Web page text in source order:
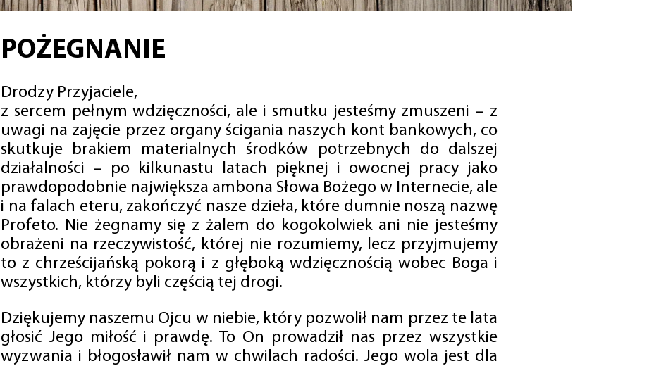
POŻEGNANIE
Drodzy Przyjaciele,
z sercem pełnym wdzięczności, ale i smutku jesteśmy zmuszeni – z
uwagi na zajęcie przez organy ścigania naszych kont bankowych, co
skutkuje brakiem materialnych środków potrzebnych do dalszej
działalności – po kilkunastu latach pięknej i owocnej pracy jako
prawdopodobnie największa ambona Słowa Bożego w Internecie, ale
i na falach eteru, zakończyć nasze dzieła, które dumnie noszą nazwę
Profeto. Nie żegnamy się z żalem do kogokolwiek ani nie jesteśmy
obrażeni na rzeczywistość, której nie rozumiemy, lecz przyjmujemy
to z chrześcijańską pokorą i z głęboką wdzięcznością wobec Boga i
wszystkich, którzy byli częścią tej drogi.
Dziękujemy naszemu Ojcu w niebie, który pozwolił nam przez te lata
głosić Jego miłość i prawdę. To On prowadził nas przez wszystkie
wyzwania i błogosławił nam w chwilach radości. Jego wola jest dla